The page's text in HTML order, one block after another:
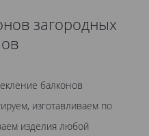
данных ознакомлен.
загородных
балконов
изготавливаем по
изделия любой